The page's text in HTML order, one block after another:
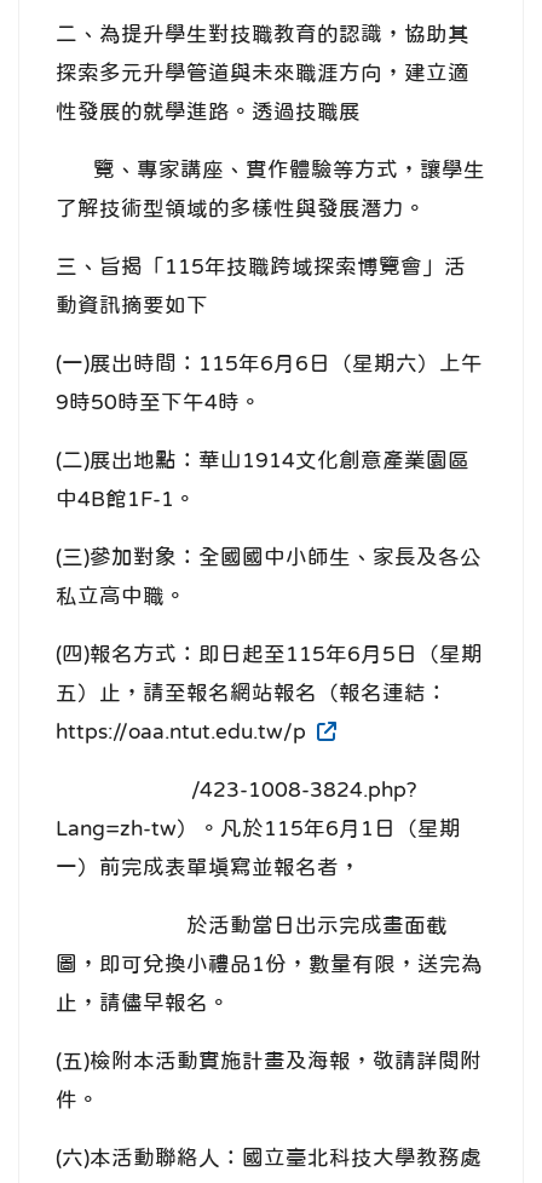
二、為提升學生對技職教育的認識，協助其
探索多元升學管道與未來職涯方向，建立適
性發展的就學進路。透過技職展
覽、專家講座、實作體驗等方式，讓學生
了解技術型領域的多樣性與發展潛力。
三、旨揭「115年技職跨域探索博覽會」活
動資訊摘要如下
(一)展出時間：115年6月6日（星期六）上午
9時50時至下午4時。
(二)展出地點：華山1914文化創意產業園區
中4B館1F-1。
(三)參加對象：全國國中小師生、家長及各公
私立高中職。
(四)報名方式：即日起至115年6月5日（星期
五）止，請至報名網站報名（報名連結：
https://oaa.ntut.edu.tw/p
/423-1008-3824.php?
Lang=zh-tw）。凡於115年6月1日（星期
一）前完成表單填寫並報名者，
於活動當日出示完成畫面截
圖，即可兌換小禮品1份，數量有限，送完為
止，請儘早報名。
(五)檢附本活動實施計畫及海報，敬請詳閱附
件。
(六)本活動聯絡人：國立臺北科技大學教務處